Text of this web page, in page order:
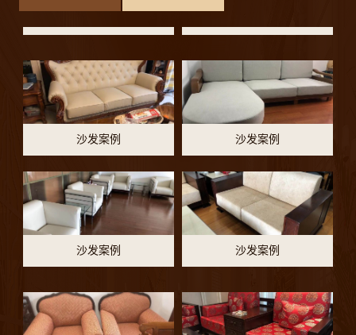
沙发案例 沙发案例
沙发案例 沙发案例